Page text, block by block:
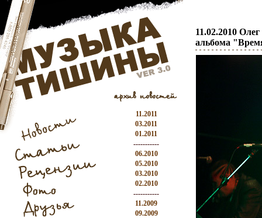
11.2011
03.2011
01.2011
-----------
06.2010
05.2010
03.2010
02.2010
-----------
11.2009
09.2009
11.02.2010
альбома